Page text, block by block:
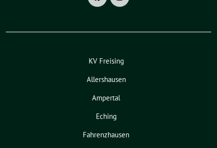
KV Freising
Allershausen
Ampertal
Eching
Fahrenzhausen